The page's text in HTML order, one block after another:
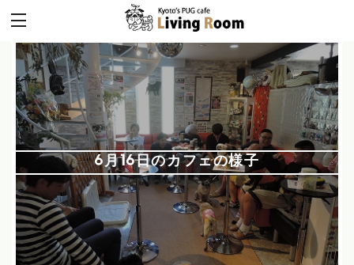
6月16日のカフェの様子